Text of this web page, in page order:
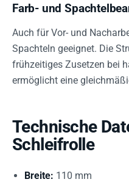
Farb- und
Auch für Vor- und
Spachteln geeignet. Die
frühzeitiges Zusetzen bei
ermöglicht eine
Technische
Schleifrolle
Breite: 110 mm